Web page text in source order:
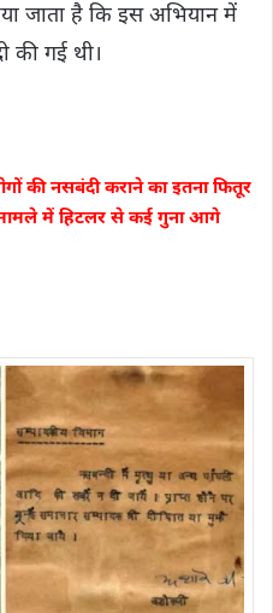
जाता है कि इस अभियान में
की गई थी।
की नसबंदी कराने का इतना फितूर
में हिटलर से कई गुना आगे